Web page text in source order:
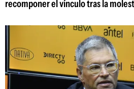
recomponer el vínculo tras la